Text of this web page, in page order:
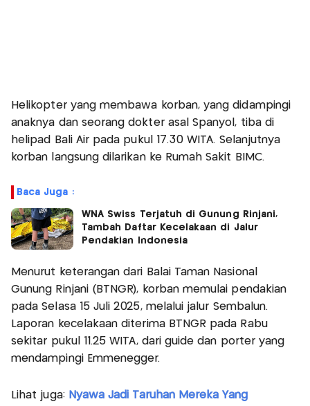
Helikopter yang membawa korban, yang didampingi
anaknya dan seorang dokter asal Spanyol, tiba di
helipad Bali Air pada pukul 17.30 WITA. Selanjutnya
korban langsung dilarikan ke Rumah Sakit BIMC.
Baca Juga :
WNA Swiss Terjatuh di Gunung Rinjani,
Tambah Daftar Kecelakaan di Jalur
Pendakian Indonesia
Menurut keterangan dari Balai Taman Nasional
Gunung Rinjani (BTNGR), korban memulai pendakian
pada Selasa 15 Juli 2025, melalui jalur Sembalun.
Laporan kecelakaan diterima BTNGR pada Rabu
sekitar pukul 11.25 WITA, dari guide dan porter yang
mendampingi Emmenegger.
Lihat juga: Nyawa Jadi Taruhan Mereka Yang